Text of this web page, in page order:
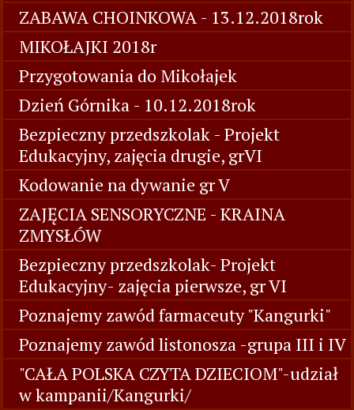
ZABAWA CHOINKOWA - 13.12.2018rok
MIKOŁAJKI 2018r
Przygotowania do Mikołajek
Dzień Górnika - 10.12.2018rok
Bezpieczny przedszkolak - Projekt
Edukacyjny, zajęcia drugie, grVI
Kodowanie na dywanie gr V
ZAJĘCIA SENSORYCZNE - KRAINA
ZMYSŁÓW
Bezpieczny przedszkolak- Projekt
Edukacyjny- zajęcia pierwsze, gr VI
Poznajemy zawód farmaceuty "Kangurki"
Poznajemy zawód listonosza -grupa III i IV
"CAŁA POLSKA CZYTA DZIECIOM"-udział
w kampanii/Kangurki/